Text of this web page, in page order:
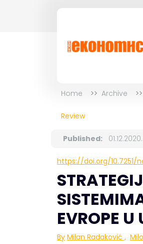
Home Archive
Review
Published: 01.12.2020.
https://doi.org/10.7251/
EVROPE
By Milan Radaković ,